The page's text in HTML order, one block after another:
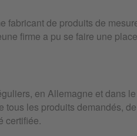
de produits de
firme a pu se faire une
en Allemagne et dans
les produits demandés,
certifiée.